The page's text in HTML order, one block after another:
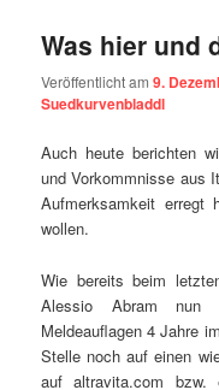
Was hier und
Veröffentlicht am9.
Suedkurvenbladdl
Auch heute berichten
und Vorkommnisse aus
Aufmerksamkeit erregt
wollen.
Wie bereits beim
Alessio Abram nun
Meldeauflagen 4 Jahre
Stelle noch auf einen
auf altravita.com bzw.